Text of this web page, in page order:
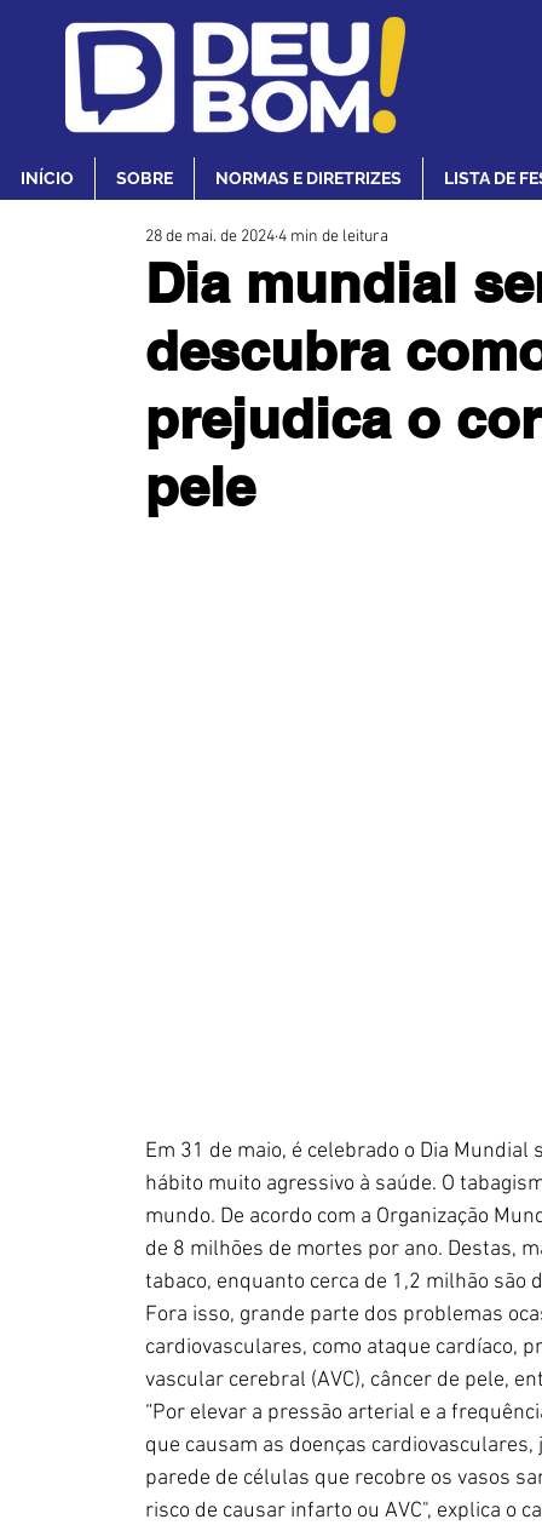
INÍCIO SOBRE NORMAS E DIRETRIZES LISTA DE
Dia mundial
descubra
prejudica o
pele
28 de mai. de 20244 min de leitura
Em 31 de maio, é celebrado o Dia
hábito muito agressivo à saúde. O
mundo. De acordo com a Organização
de 8 milhões de mortes por ano. Destas,
tabaco, enquanto cerca de 1,2 milhão são
Fora isso, grande parte dos problemas
cardiovasculares, como ataque cardíaco,
vascular cerebral (AVC), câncer de pele,
“Por elevar a pressão arterial e a
que causam as doenças
parede de células que recobre os vasos
risco de causar infarto ou AVC", explica o